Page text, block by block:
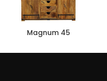
Magnum 45